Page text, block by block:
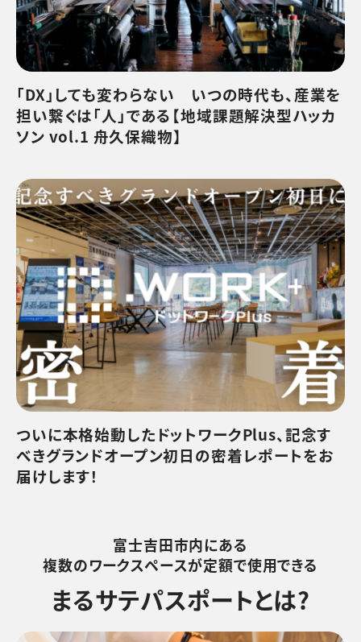
「DX」しても変わらない いつの時代も、産業を
担い繋ぐは「人」である【地域課題解決型ハッカ
ソン vol.1 舟久保織物】
ついに本格始動したドットワークPlus、記念す
べきグランドオープン初日の密着レポートをお
届けします！
富士吉田市内にある
複数のワークスペースが定額で使用できる
まるサテパスポートとは?